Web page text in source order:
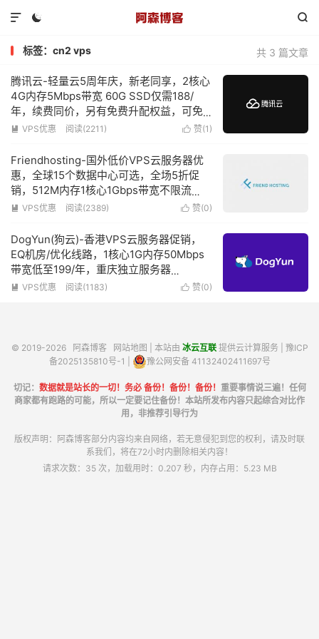
 

共 3 篇文章
标签：cn2 vps
腾讯云-轻量云5周年庆，新老同享，2核心
4G内存5Mbps带宽 60G SSD仅需188/
年，续费同价，另有免费升配权益，可免
费升级为4核心4G内存
 赞(1 )
 VPS优惠 阅读(2211)
Friendhosting-国外低价VPS云服务器优
惠，全球15个数据中心可选，全场5折促
销，512M内存1核心1Gbps带宽不限流
量，低至€1.74/月
 赞(0)
 VPS优惠 阅读(2389)
DogYun(狗云)-香港VPS云服务器促销，
EQ机房/优化线路，1核心1G内存50Mbps
带宽低至199/年，重庆独立服务器
2xPlatinum 8259CL/128G内存/960G
 赞(0)
 VPS优惠 阅读(1183)
© 2019-2026 阿森博客 网站地图 | 本站由 冰云互联提供云计算服务 | 豫ICP
备2025135810号-1
豫公网安备 41132402411697号
切记： 数据就是站长的一切！务必 备份！备份！备份！ 重要事情说三遍！任何
商家都有跑路的可能，所以一定要记住备份！本站所发布内容只起综合对比作
用，非推荐引导行为
版权声明：阿森博客部分内容均来自网络，若无意侵犯到您的权利，请及时联
系我们，将在72小时内删除相关内容！
请求次数：35 次，加载用时：0.207 秒，内存占用：5.23 MB